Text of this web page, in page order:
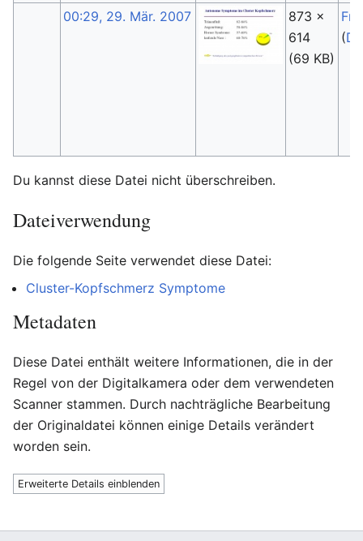
00:29, 29. Mär. 2007
873 ×
614
(69 KB)
(
Du kannst diese Datei nicht überschreiben.
Dateiverwendung
Die folgende Seite verwendet diese Datei:
Cluster-Kopfschmerz Symptome
Metadaten
Diese Datei enthält weitere Informationen, die in der
Regel von der Digitalkamera oder dem verwendeten
Scanner stammen. Durch nachträgliche Bearbeitung
der Originaldatei können einige Details verändert
worden sein.
Erweiterte Details einblenden